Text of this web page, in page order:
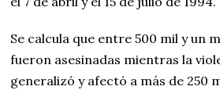
Se calcula que entre 500 mil y un
fueron asesinadas mientras la
generalizó y afectó a más de 250